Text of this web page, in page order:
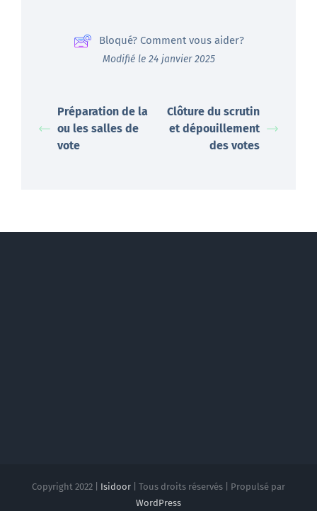
Bloqué? Comment vous aider?
Modifié le 24 janvier 2025
Préparation de la
ou les salles de
vote
Clôture du scrutin
et dépouillement
des votes
Copyright 2022 | Isidoor | Tous droits réservés | Propulsé par
WordPress